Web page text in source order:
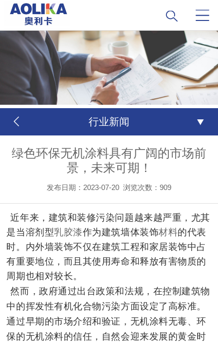
行业新闻
绿色环保无机涂料具有广阔的市场前
景，未来可期！
发布日期：2023-07-20 浏览次数：909
近年来，建筑和装修污染问题越来越严重，尤其
是当溶剂型乳胶漆作为建筑墙体装饰材料的代表
时。内外墙装饰不仅在建筑工程和家居装饰中占
有重要地位，而且其使用寿命和释放有害物质的
周期也相对较长。
然而，政府通过出台政策和法规， 在控制建筑物
中的挥发性有机化合物污染方面设定了高标准。
通过早期的市场介绍和验证，无机涂料无毒、环
保的无机涂料的信任，自然会迎来发展的黄金时